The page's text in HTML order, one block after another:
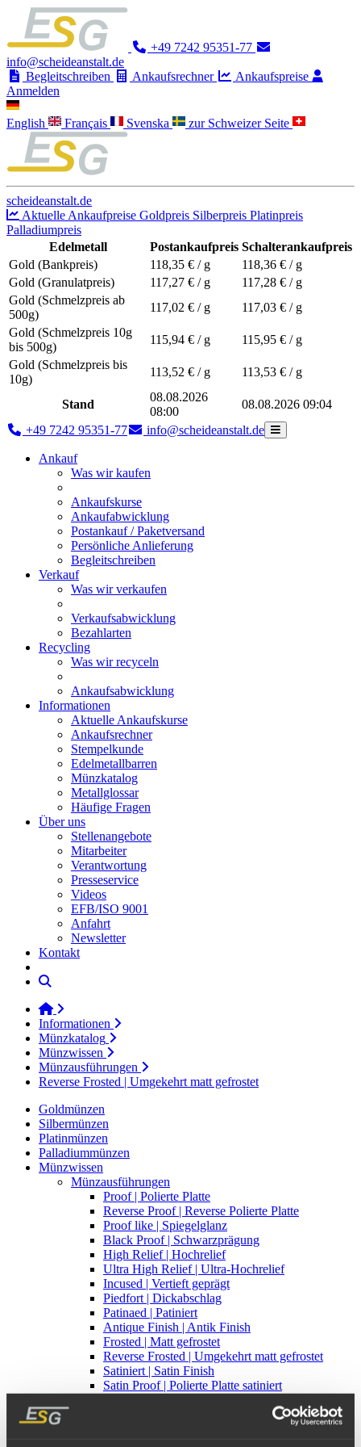
+49 7242 95351-77
info@scheideanstalt.de
Begleitschreiben
Ankaufsrechner
Ankaufspreise
Anmelden
English Français Svenska zur Schweizer Seite
scheideanstalt.de
Aktuelle Ankaufpreise Goldpreis Silberpreis Platinpreis
Palladiumpreis
Edelmetall
Postankaufpreis Schalterankaufpreis
Gold (Bankpreis)
118,35 € / g 118,36 € / g
Gold (Granulatpreis)
117,27 € / g 117,28 € / g
Gold (Schmelzpreis ab
500g)
117,02 € / g 117,03 € / g
Gold (Schmelzpreis 10g
bis 500g)
115,94 € / g 115,95 € / g
Gold (Schmelzpreis bis
10g)
113,52 € / g 113,53 € / g
Stand
08.08.2026
08:00
08.08.2026 09:04
+49 7242 95351-77 info@scheideanstalt.de
Ankauf
Was wir kaufen
Ankaufskurse
Ankaufabwicklung
Postankauf / Paketversand
Persönliche Anlieferung
Begleitschreiben
Verkauf
Was wir verkaufen
Verkaufsabwicklung
Bezahlarten
Recycling
Was wir recyceln
Ankaufsabwicklung
Informationen
Aktuelle Ankaufskurse
Ankaufsrechner
Stempelkunde
Edelmetallbarren
Münzkatalog
Metallglossar
Häufige Fragen
Über uns
Stellenangebote
Mitarbeiter
Verantwortung
Presseservice
Videos
EFB/ISO 9001
Anfahrt
Newsletter
Kontakt
Informationen
Münzkatalog
Münzwissen
Münzausführungen
Reverse Frosted | Umgekehrt matt gefrostet
Goldmünzen
Silbermünzen
Platinmünzen
Palladiummünzen
Münzwissen
Münzausführungen
Proof | Polierte Platte
Reverse Proof | Reverse Polierte Platte
Proof like | Spiegelglanz
Black Proof | Schwarzprägung
High Relief | Hochrelief
Ultra High Relief | Ultra-Hochrelief
Incused | Vertieft geprägt
Piedfort | Dickabschlag
Patinaed | Patiniert
Antique Finish | Antik Finish
Frosted | Matt gefrostet
Reverse Frosted | Umgekehrt matt gefrostet
Satiniert | Satin Finish
Satin Proof | Polierte Platte satiniert